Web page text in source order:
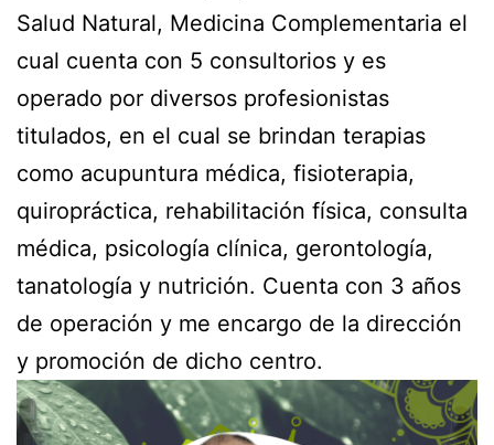
Salud Natural, Medicina Complementaria el
cual cuenta con 5 consultorios y es
operado por diversos profesionistas
titulados, en el cual se brindan terapias
como acupuntura médica, fisioterapia,
quiropráctica, rehabilitación física, consulta
médica, psicología clínica, gerontología,
tanatología y nutrición. Cuenta con 3 años
de operación y me encargo de la dirección
y promoción de dicho centro.